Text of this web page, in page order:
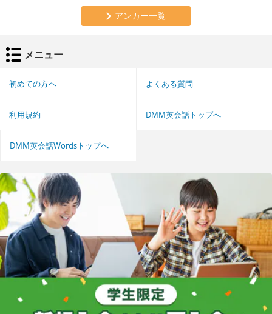
アンカー一覧
メニュー
初めての方へ よくある質問
利用規約 DMM英会話トップへ
DMM英会話Wordsトップへ